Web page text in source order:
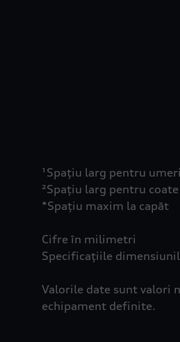
¹Spațiu larg pentru umeri
²Spațiu larg pentru coate
*Spațiu maxim la capăt
Cifre în milimetri
Specificațiile
Valorile date sunt valori
echipament definite.